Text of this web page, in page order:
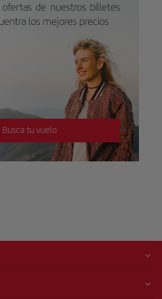
ofertas de nuestros billetes
los mejores precios
Busca tu vuelo